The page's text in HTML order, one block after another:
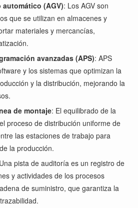
(AGV): Los AGV son
que se utilizan en almacenes y
materiales y mercancías,
avanzadas (APS): APS
y los sistemas que optimizan la
y la distribución, mejorando la
de montaje: El equilibrado de la
proceso de distribución uniforme de
las estaciones de trabajo para
la producción.
pista de auditoría es un registro de
y actividades de los procesos
de suministro, que garantiza la